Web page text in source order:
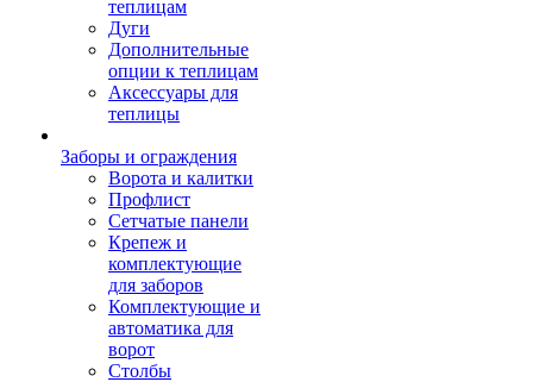
теплицам
Дуги
Дополнительные
опции к теплицам
Аксессуары для
теплицы
Заборы и ограждения
Ворота и калитки
Профлист
Сетчатые панели
Крепеж и
комплектующие
для заборов
Комплектующие и
автоматика для
ворот
Столбы